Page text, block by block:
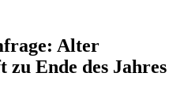
Alter
Ende des Jahres